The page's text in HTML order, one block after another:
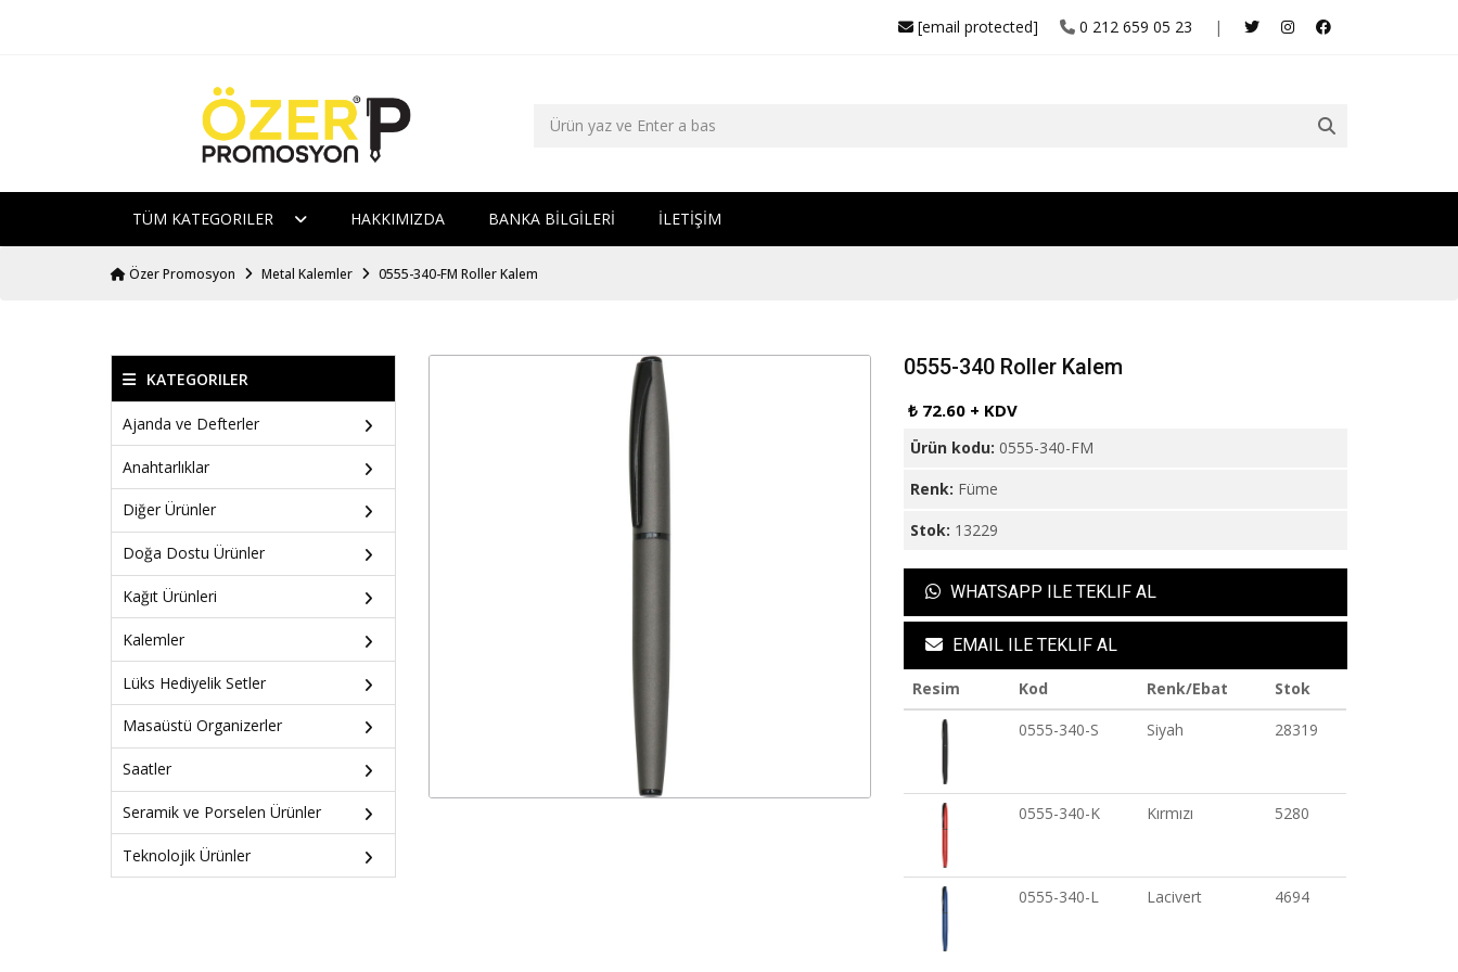
|
0 212 659 05 23
[email protected]
TÜM KATEGORILER HAKKIMIZDA BANKA BİLGİLERİ İLETİŞİM
Özer Promosyon Metal Kalemler 0555-340-FM Roller Kalem
KATEGORILER
Ajanda ve Defterler
Anahtarlıklar
Diğer Ürünler
Doğa Dostu Ürünler
Kağıt Ürünleri
Kalemler
Lüks Hediyelik Setler
Masaüstü Organizerler
Saatler
Seramik ve Porselen Ürünler
Teknolojik Ürünler
0555-340 Roller Kalem
₺ 72.60 + KDV
Ürün kodu: 0555-340-FM
Renk: Füme
Stok: 13229
WHATSAPP ILE TEKLIF AL
EMAIL ILE TEKLIF AL
Resim Kod Renk/Ebat
Stok
0555-340-S
Siyah 28319
0555-340-K Kırmızı 5280
0555-340-L Lacivert 4694